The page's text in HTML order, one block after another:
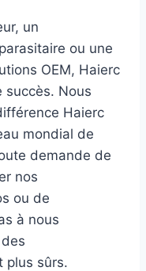
un
ou une
OEM, Haierc
succès. Nous
Haierc
mondial de
demande de
nos
ou de
à nous
plus sûrs.